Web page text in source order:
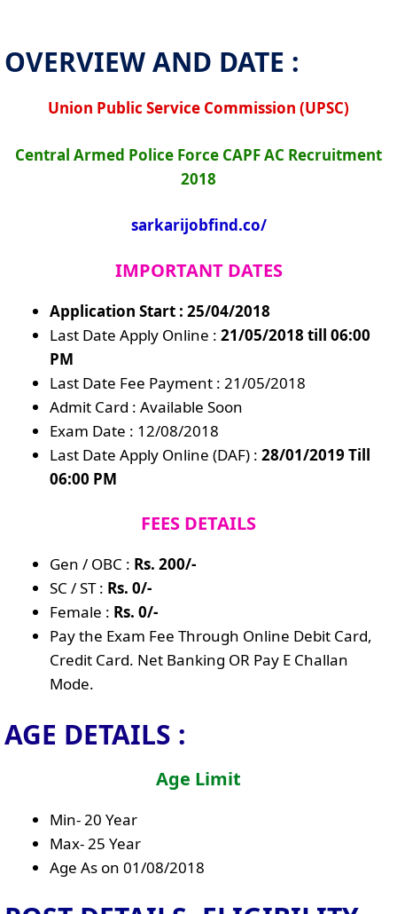
OVERVIEW AND DATE :
Union Public Service Commission (UPSC)
Central Armed Police Force CAPF AC Recruitment
2018
sarkarijobfind.co/
IMPORTANT DATES
Application Start : 25/04/2018
Last Date Apply Online : 21/05/2018 till 06:00
PM
Last Date Fee Payment : 21/05/2018
Admit Card : Available Soon
Exam Date : 12/08/2018
Last Date Apply Online (DAF) : 28/01/2019 Till
06:00 PM
FEES DETAILS
Gen / OBC : Rs. 200/-
SC / ST : Rs. 0/-
Female : Rs. 0/-
Pay the Exam Fee Through Online Debit Card,
Credit Card. Net Banking OR Pay E Challan
Mode.
AGE DETAILS :
Age Limit
Min- 20 Year
Max- 25 Year
Age As on 01/08/2018